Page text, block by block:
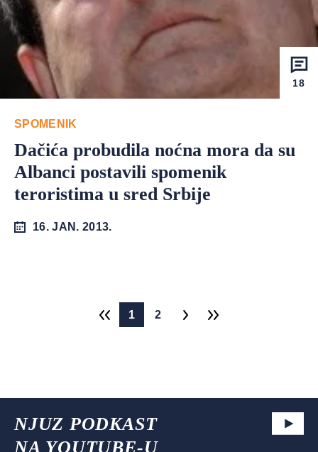
18
SPOMENIK
Dačića probudila noćna mora da su
Albanci postavili spomenik
teroristima u sred Srbije
16. JAN. 2013.
1 2
NJUZ PODKAST
NA YOUTUBE-U